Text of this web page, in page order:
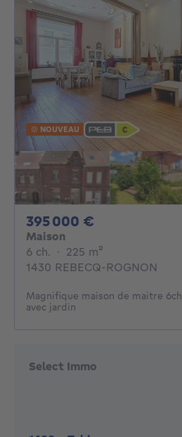
NOUVEAU
395 000 €
Maison
6 ch. 6 chambres
· 225 m²
1430 REBECQ-ROGNON
Magnifique maison de maitre 6ch
avec jardin
Select Immo